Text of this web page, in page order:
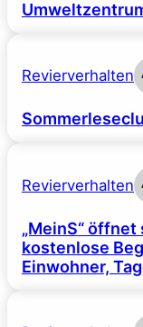
Revierverhalten
Revierverhalten
„MeinS“
kostenlose
Einwohner,